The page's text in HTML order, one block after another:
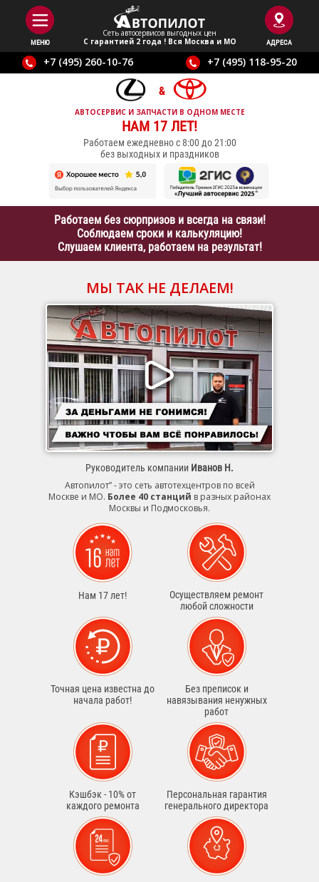
МЕНЮ
Сеть автосервисов выгодныx цен
С гарантией 2 года ! Вся Москва и МО
АДРЕСА
+7 (495) 260-10-76 +7 (495) 118-95-20
АВТОСЕРВИС И ЗАПЧАСТИ В ОДНОМ МЕСТЕ
НАМ 17 ЛЕТ!
Работаем ежедневно с 8:00 до 21:00
без выходных и праздников
Работаем без сюрпризов и всегда на связи!
Соблюдаем сроки и калькуляцию!
Слушаем клиента, работаем на результат!
МЫ ТАК НЕ ДЕЛАЕМ!
Руководитель компании Иванов Н.
Автопилот” - это сеть автотехцентров по всей
Москве и МО. Более 40 станций в разных районах
Москвы и Подмосковья.
Нам 17 лет!
Осуществляем ремонт
любой сложности
Точная цена известна до
начала работ!
Без преписок и
навязывания ненужных
работ
Кэшбэк - 10% от
каждого ремонта
Персональная гарантия
генерального директора